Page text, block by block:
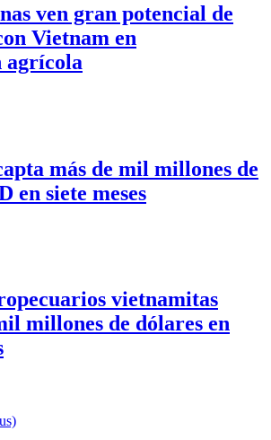
ven gran potencial de
Vietnam en
agrícola
más de mil millones de
en siete meses
vietnamitas
millones de dólares en